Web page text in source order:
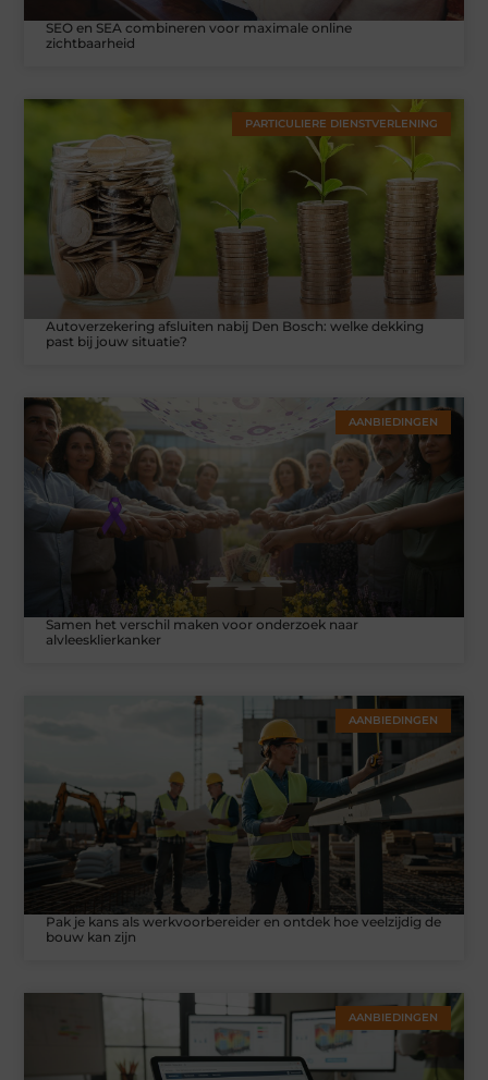
SEO en SEA combineren voor maximale online
zichtbaarheid
PARTICULIERE DIENSTVERLENING
Autoverzekering afsluiten nabij Den Bosch: welke dekking
past bij jouw situatie?
AANBIEDINGEN
Samen het verschil maken voor onderzoek naar
alvleesklierkanker
AANBIEDINGEN
Pak je kans als werkvoorbereider en ontdek hoe veelzijdig de
bouw kan zijn
AANBIEDINGEN